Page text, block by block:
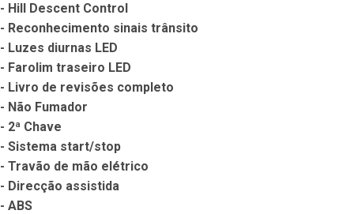
- Hill Descent Control
- Reconhecimento sinais trânsito
- Luzes diurnas LED
- Farolim traseiro LED
- Livro de revisões completo
- Não Fumador
- 2ª Chave
- Sistema start/stop
- Travão de mão elétrico
- Direcção assistida
- ABS